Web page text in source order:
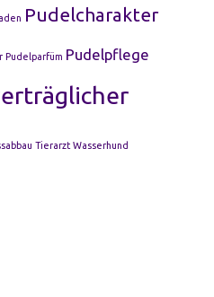
Pudelcharakter
Pudelparfüm Pudelpflege
Tierarzt Wasserhund